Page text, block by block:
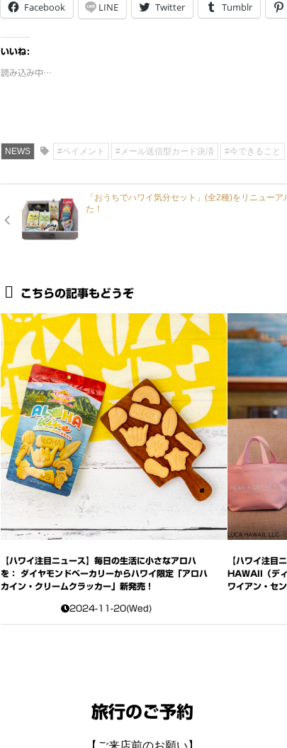
Facebook LINE Twitter Tumblr
いいね:
読み込み中…
NEWS #ペイメント #メール送信型カード決済 #今できること
「おうちでハワイ気分セット」(全2種)をリニューア
た！
こちらの記事もどうぞ
【ハワイ注目ニュース】毎日の生活に小さなアロハ
を： ダイヤモンドベーカリーからハワイ限定「アロハ
カイン・クリームクラッカー」新発売！
2024-11-20(Wed)
【ハワイ注
HAWAII（デ
ワイアン・セ
旅行のご予約
【ご来店前のお願い】